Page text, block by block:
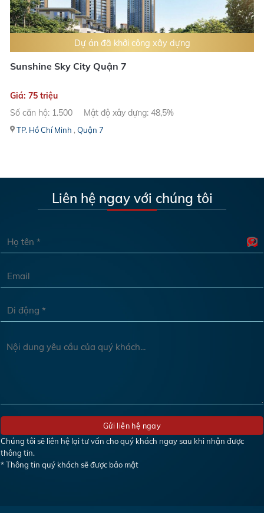
Dự án đã khởi công xây dựng
Sunshine Sky City Quận 7
Giá: 75 triệu
Số căn hộ: 1.500
Mật độ xây dựng: 48,5%
TP. Hồ Chí Minh , Quận 7
Liên hệ ngay với chúng tôi
Chúng tôi sẽ liên hệ lại tư vấn cho quý khách ngay sau khi nhận được
thông tin.
* Thông tin quý khách sẽ được bảo mật